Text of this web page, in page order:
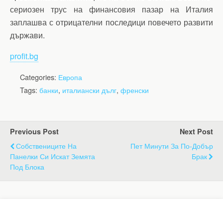
сериозен трус на финансовия пазар на Италия
заплашва с отрицателни последици повечето развити
държави.
profit.bg
Categories: Европа
Tags: банки, италиански дълг, френски
Previous Post
Собствениците На
Панелки Си Искат Земята
Под Блока
Next Post
Пет Минути За По-Добър
Брак